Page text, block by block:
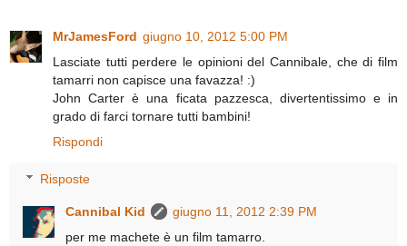
MrJamesFord giugno 10, 2012 5:00 PM
Lasciate tutti perdere le opinioni del Cannibale, che di film
tamarri non capisce una favazza! :)
John Carter è una ficata pazzesca, divertentissimo e in
grado di farci tornare tutti bambini!
Rispondi
Risposte
Cannibal Kid
giugno 11, 2012 2:39 PM
per me machete è un film tamarro.